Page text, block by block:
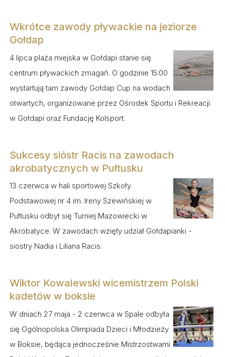
Wkrótce zawody pływackie na jeziorze
Gołdap
4 lipca plaża miejska w Gołdapi stanie się
centrum pływackich zmagań. O godzinie 15:00
wystartują tam zawody Gołdap Cup na wodach
otwartych, organizowane przez Ośrodek Sportu i Rekreacji
w Gołdapi oraz Fundację Kolsport.
Sukcesy sióstr Racis na zawodach
akrobatycznych w Pułtusku
13 czerwca w hali sportowej Szkoły
Podstawowej nr 4 im. Ireny Szewińskiej w
Pułtusku odbył się Turniej Mazowiecki w
Akrobatyce. W zawodach wzięły udział Gołdapianki -
siostry Nadia i Liliana Racis.
Wiktor Kowalewski wicemistrzem Polski
kadetów w boksie
W dniach 27 maja - 2 czerwca w Spale odbyła
się Ogólnopolska Olimpiada Dzieci i Młodzieży
w Boksie, będąca jednocześnie Mistrzostwami